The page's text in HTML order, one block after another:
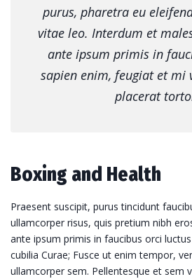
purus, pharetra eu
vitae leo. Interdum et
ante ipsum primis in
sapien enim, feugiat et mi
placerat
Boxing and Health
Praesent suscipit, purus tincidunt
ullamcorper risus, quis pretium nibh
ante ipsum primis in faucibus orci
cubilia Curae; Fusce ut enim tempor,
ullamcorper sem. Pellentesque et sem